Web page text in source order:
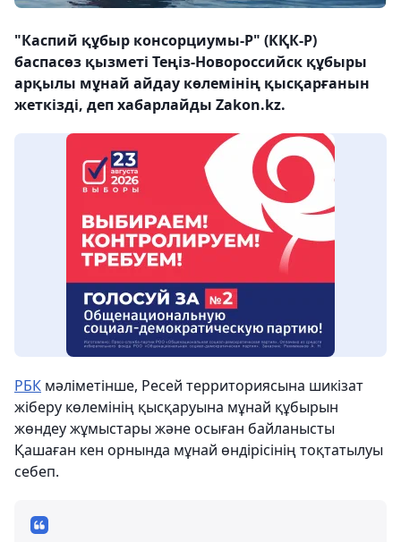
"Каспий құбыр консорциумы-Р" (КҚК-Р)
баспасөз қызметі Теңіз-Новороссийск құбыры
арқылы мұнай айдау көлемінің қысқарғанын
жеткізді, деп хабарлайды Zakon.kz.
РБК мәліметінше, Ресей территориясына шикізат
жіберу көлемінің қысқаруына мұнай құбырын
жөндеу жұмыстары және осыған байланысты
Қашаған кен орнында мұнай өндірісінің тоқтатылуы
себеп.